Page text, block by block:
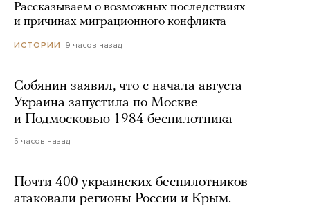
Рассказываем о возможных последствиях
и причинах миграционного конфликта
ИСТОРИИ 9 часов назад
Собянин заявил, что с начала августа
Украина запустила по Москве
и Подмосковью 1984 беспилотника
5 часов назад
Почти 400 украинских беспилотников
атаковали регионы России и Крым.